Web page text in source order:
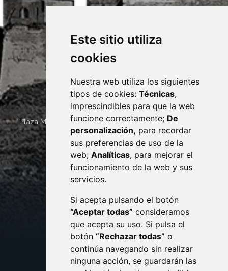
Este sitio utiliza
cookies
Nuestra web utiliza los siguientes
tipos de cookies: Técnicas,
imprescindibles para que la web
funcione correctamente; De
personalización, para recordar
sus preferencias de uso de la
web; Analíticas, para mejorar el
funcionamiento de la web y sus
servicios.
Si acepta pulsando el botón
“Aceptar todas” consideramos
que acepta su uso. Si pulsa el
botón “Rechazar todas” o
continúa navegando sin realizar
ninguna acción, se guardarán las
Plaza Mayor 4 22400 MONZÓN - ARAGÓN (ESPAÑA)
· (34) 974 400 700 ·
sac@monzon.es
monzon.es
CONTACTO
AVISO LEGAL
PROTECCIÓN DE DATOS
POLÍTICA DE COOKIES
ACCESIBILIDAD
ENLACE EXTERNO AL